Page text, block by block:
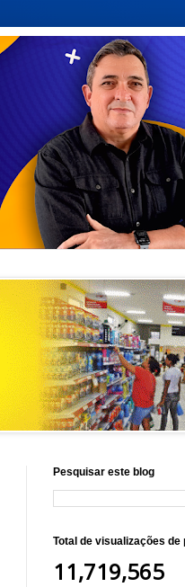
Pesquisar este blog
Total de visualizações de
11,719,565